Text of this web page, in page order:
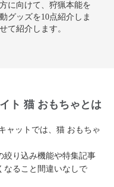
に向けて、狩猟本能を
グッズを10点紹介しま
て紹介します。
ト 猫 おもちゃとは
ャットでは、猫 おもちゃ
絞り込み機能や特集記事
なること間違いなしで